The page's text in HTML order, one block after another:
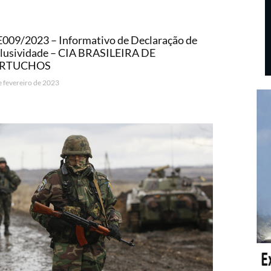
2023 – Informativo de Declaração de
– CIA BRASILEIRA DE
fevereiro de 2023